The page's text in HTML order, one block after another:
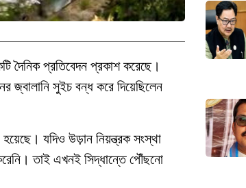
দৈনিক প্রতিবেদন প্রকাশ করেছে।
জ্বালানি সুইচ বন্ধ করে দিয়েছিলেন
হয়েছে। যদিও উড়ান নিয়ন্ত্রক সংস্থা
তাই এখনই সিদ্ধান্তে পৌঁছনো